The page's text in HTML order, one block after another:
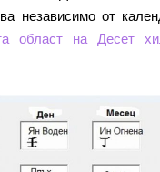
независимо от
област на Десет